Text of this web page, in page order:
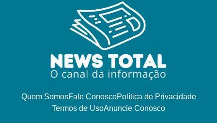
Quem SomosFale ConoscoPolítica de Privacidade
Termos de UsoAnuncie Conosco